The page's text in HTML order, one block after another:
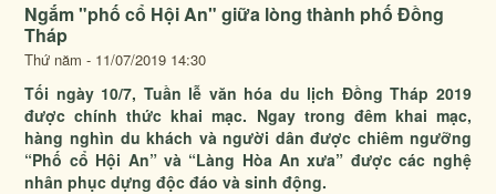
Ngắm "phố cổ Hội An" giữa lòng thành phố Đồng
Tháp
Thứ năm - 11/07/2019 14:30
Tối ngày 10/7, Tuần lễ văn hóa du lịch Đồng Tháp 2019
được chính thức khai mạc. Ngay trong đêm khai mạc,
hàng nghìn du khách và người dân được chiêm ngưỡng
“Phố cổ Hội An” và “Làng Hòa An xưa” được các nghệ
nhân phục dựng độc đáo và sinh động.